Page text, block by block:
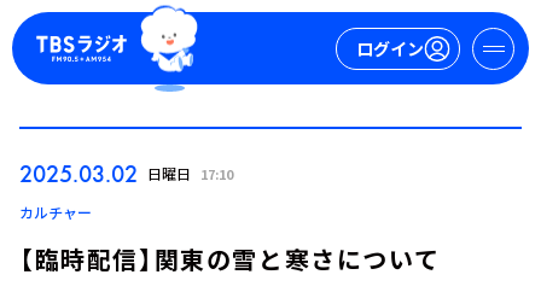
ログイン
2025.03.02 日曜日 17:10
カルチャー
【臨時配信】関東の雪と寒さについて